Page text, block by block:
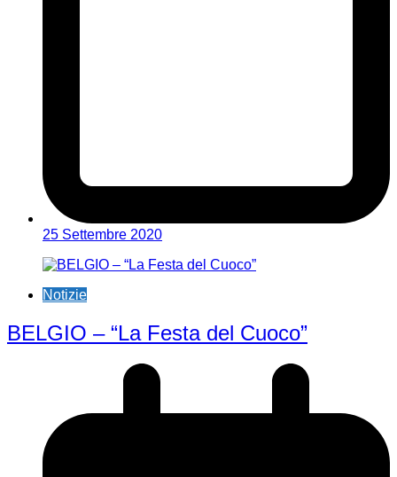
25 Settembre 2020
Notizie
BELGIO – “La Festa del Cuoco”